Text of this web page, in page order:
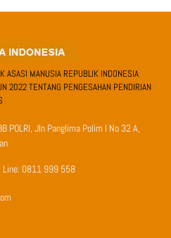
ASASI MANUSIA REPUBLIK INDONESIA
TENTANG PENGESAHAN PENDIRIAN
POLRI, Jln Panglima Polim I No 32 A,
Line: 0811 999 558